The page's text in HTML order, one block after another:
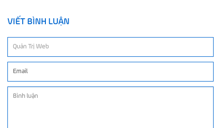
VIẾT BÌNH LUẬN